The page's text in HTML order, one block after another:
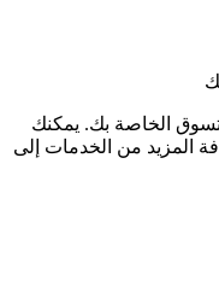
الخاصة بك. يمكنك
المزيد من الخدمات إلى